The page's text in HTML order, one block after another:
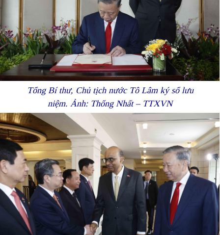
Tổng Bí thư, Chủ tịch nước Tô Lâm ký sổ lưu
niệm. Ảnh: Thống Nhất – TTXVN